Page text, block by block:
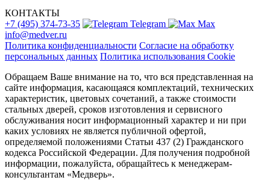
КОНТАКТЫ
+7 (495) 374-73-35
Telegram
Max
info@medver.ru
Политика конфиденциальности Согласие на обработку
персональных данных Политика использования Cookie
Обращаем Ваше внимание на то, что вся представленная на
сайте информация, касающаяся комплектаций, технических
характеристик, цветовых сочетаний, а также стоимости
стальных дверей, сроков изготовления и сервисного
обслуживания носит информационный характер и ни при
каких условиях не является публичной офертой,
определяемой положениями Статьи 437 (2) Гражданского
кодекса Российской Федерации. Для получения подробной
информации, пожалуйста, обращайтесь к менеджерам-
консультантам «Медверь».